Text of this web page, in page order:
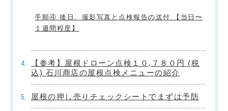
手順④ 後日、撮影写真と点検報告の送付 【当日〜
１週間程度】
【参考】屋根ドローン点検１０,７８０円 (税
込) 石川商店の屋根点検メニューの紹介
屋根の押し売りチェックシートでまずは予防